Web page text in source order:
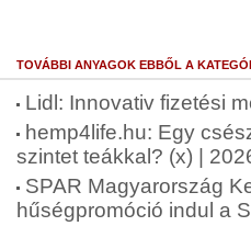
TOVÁBBI ANYAGOK EBBŐL A
Lidl: Innovativ fizetési
hemp4life.hu: Egy
szintet teákkal? (x) |
SPAR Magyarország
hűségpromóció indul a